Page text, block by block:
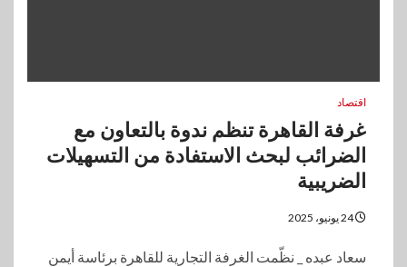
اقتصاد
غرفة القاهرة تنظم ندوة بالتعاون مع
الضرائب لبحث الاستفادة من التسهيلات
الضريبية
24 يونيو، 2025
سعاد عبده _ نظّمت الغرفة التجارية للقاهرة برئاسة أيمن